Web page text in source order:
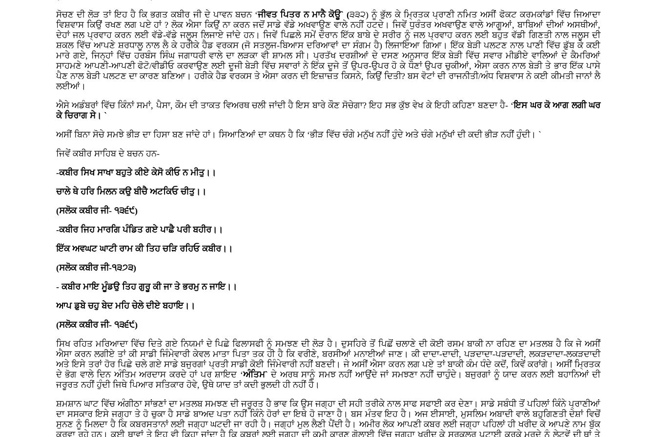
ਸੋਚਣ ਦੀ ਲੋੜ ਤਾਂ ਇਹ ਹੈ ਕਿ ਭਗਤ ਕਬੀਰ ਜੀ ਦੇ ਪਾਵਨ ਬਚਨ ‘ਜੀਵਤ ਪਿਤਰ ਨ ਮਾਨੈ ਕੋਊ` (੩੩੨) ਨੂੰ ਭੁੱਲ ਕੇ ਮ੍ਰਿਤਕ ਪ੍ਰਾਣੀ ਨਮਿਤ ਅਸੀਂ ਫੋਕਟ ਕਰਮਕਾਂਡਾਂ ਵਿੱਚ ਜਿਆਦਾ
ਵਿਸ਼ਵਾਸ ਕਿਉਂ ਰਖਣ ਲਗ ਪਏ ਹਾਂ ? ਲੋਕ ਐਸਾ ਕਿਉਂ ਨਾ ਕਰਨ ਜਦੋਂ ਸਾਡੇ ਵੱਡੇ ਅਖਵਾਉਣ ਵਾਲੇ ਨਹੀਂ ਹਟਦੇ। ਜਿਵੇਂ ਧੁਰੰਤਰ ਅਖਵਾਉਣ ਵਾਲੇ ਆਗੂਆਂ, ਬਾਬਿਆਂ ਦੀਆਂ ਅਸਥੀਆਂ,
ਦੇਹਾਂ ਜਲ ਪ੍ਰਵਾਹ ਕਰਨ ਲਈ ਵੱਡੇ-ਵੱਡੇ ਜਲੂਸ ਲਿਜਾਏ ਜਾਂਦੇ ਹਨ। ਜਿਵੇਂ ਪਿਛਲੇ ਸਮੇਂ ਦੌਰਾਨ ਇੱਕ ਬਾਬੇ ਦੇ ਸਰੀਰ ਨੂੰ ਜਲ ਪ੍ਰਵਾਹ ਕਰਨ ਲਈ ਬਹੁਤ ਵੱਡੀ ਗਿਣਤੀ ਨਾਲ ਜਲੂਸ ਦੀ
ਸ਼ਕਲ ਵਿੱਚ ਆਪਣੇ ਸ਼ਰਧਾਲੂ ਨਾਲ ਲੈ ਕੇ ਹਰੀਕੇ ਹੈਡ ਵਰਕਸ (ਜੋ ਸਤਲੁਜ-ਬਿਆਸ ਦਰਿਆਵਾਂ ਦਾ ਸੰਗਮ ਹੈ) ਲਿਜਾਇਆ ਗਿਆ। ਇੱਕ ਬੇੜੀ ਪਲਟਣ ਨਾਲ ਪਾਣੀ ਵਿੱਚ ਡੁੱਬ ਕੇ ਕਈ
ਮਾਰੇ ਗਏ, ਜਿਨ੍ਹਾਂ ਵਿੱਚ ਹਰਬੰਸ ਸਿੰਘ ਜਗਾਧਰੀ ਵਾਲੇ ਦਾ ਲੜਕਾ ਵੀ ਸ਼ਾਮਲ ਸੀ। ਪ੍ਰਤੱਖ ਦਰਸ਼ੀਆਂ ਦੇ ਦਸਣ ਅਨੁਸਾਰ ਇੱਕ ਬੇੜੀ ਵਿੱਚ ਸਵਾਰ ਮੀਡੀਏ ਵਾਲਿਆਂ ਦੇ ਕੈਮਰਿਆਂ
ਸਾਹਮਣੇ ਆਪਣੀ-ਆਪਣੀ ਫੋਟੋ/ਵੀਡੀਓ ਕਰਵਾਉਣ ਲਈ ਦੂਜੀ ਬੇੜੀ ਵਿੱਚ ਸਵਾਰਾਂ ਨੇ ਇੱਕ ਦੂਜੇ ਤੋਂ ਉਪਰ-ਉਪਰ ਹੋ ਕੇ ਧੌਣਾਂ ਉਪਰ ਚੁਕੀਆਂ, ਐਸਾ ਕਰਨ ਨਾਲ ਬੇੜੀ ਤੇ ਭਾਰ ਇੱਕ ਪਾਸੇ
ਪੈਣ ਨਾਲ ਬੇੜੀ ਪਲਟਣ ਦਾ ਕਾਰਣ ਬਣਿਆ। ਹਰੀਕੇ ਹੈਡ ਵਰਕਸ ਤੇ ਐਸਾ ਕਰਨ ਦੀ ਇਜ਼ਾਜ਼ਤ ਕਿਸਨੇ, ਕਿਉਂ ਦਿਤੀ? ਬਸ ਵੋਟਾਂ ਦੀ ਰਾਜਨੀਤੀ/ਅੰਧ ਵਿਸ਼ਵਾਸ ਨੇ ਕਈ ਕੀਮਤੀ ਜਾਨਾਂ ਲੈ
ਲਈਆਂ।
ਐਸੇ ਅਡੰਬਰਾਂ ਵਿੱਚ ਕਿੰਨਾਂ ਸਮਾਂ, ਪੈਸਾ, ਕੌਮ ਦੀ ਤਾਕਤ ਵਿਅਰਥ ਚਲੀ ਜਾਂਦੀ ਹੈ ਇਸ ਬਾਰੇ ਕੌਣ ਸੋਚੇਗਾ? ਇਹ ਸਭ ਕੁੱਝ ਵੇਖ ਕੇ ਇਹੀ ਕਹਿਣਾ ਬਣਦਾ ਹੈ- ‘ਇਸ ਘਰ ਕੋ ਆਗ ਲਗੀ ਘਰ
ਕੇ ਚਿਰਾਗ ਸੇ। `
ਅਸੀਂ ਬਿਨਾ ਸੋਚੇ ਸਮਝੇ ਭੀੜ ਦਾ ਹਿਸਾ ਬਣ ਜਾਂਦੇ ਹਾਂ। ਸਿਆਣਿਆਂ ਦਾ ਕਥਨ ਹੈ ਕਿ ‘ਭੀੜ ਵਿੱਚ ਚੰਗੇ ਮਨੁੱਖ ਨਹੀਂ ਹੁੰਦੇ ਅਤੇ ਚੰਗੇ ਮਨੁੱਖਾਂ ਦੀ ਕਦੀ ਭੀੜ ਨਹੀਂ ਹੁੰਦੀ। `
ਜਿਵੇਂ ਕਬੀਰ ਸਾਹਿਬ ਦੇ ਬਚਨ ਹਨ-
-ਕਬੀਰ ਸਿਖ ਸਾਖਾ ਬਹੁਤੇ ਕੀਏ ਕੇਸੋ ਕੀਓ ਨ ਮੀਤੁ।।
ਚਾਲੇ ਥੇ ਹਰਿ ਮਿਲਨ ਕਉ ਬੀਚੈ ਅਟਕਿਓ ਚੀਤੁ।।
(ਸਲੋਕ ਕਬੀਰ ਜੀ- ੧੩੬੯)
-ਕਬੀਰ ਜਿਹ ਮਾਰਗਿ ਪੰਡਿਤ ਗਏ ਪਾਛੈ ਪਰੀ ਬਹੀਰ।।
ਇੱਕ ਅਵਘਟ ਘਾਟੀ ਰਾਮ ਕੀ ਤਿਹ ਚੜਿ ਰਹਿਓ ਕਬੀਰ।।
(ਸਲੋਕ ਕਬੀਰ ਜੀ-੧੩੭੩)
- ਕਬੀਰ ਮਾਇ ਮੂੰਡਉ ਤਿਹ ਗੁਰੂ ਕੀ ਜਾ ਤੇ ਭਰਮੁ ਨ ਜਾਇ।।
ਆਪ ਡੁਬੇ ਚਹੁ ਬੇਦ ਮਹਿ ਚੇਲੇ ਦੀਏ ਬਹਾਇ।।
(ਸਲੋਕ ਕਬੀਰ ਜੀ- ੧੩੬੯)
ਸਿਖ ਰਹਿਤ ਮਰਿਆਦਾ ਵਿੱਚ ਦਿਤੇ ਗਏ ਨਿਯਮਾਂ ਦੇ ਪਿਛੇ ਫਿਲਾਸਫੀ ਨੂੰ ਸਮਝਣ ਦੀ ਲੋੜ ਹੈ। ਦੁਸਹਿਰੇ ਤੋਂ ਪਿਛੋਂ ਚਲਾਣੇ ਦੀ ਕੋਈ ਰਸਮ ਬਾਕੀ ਨਾ ਰਹਿਣ ਦਾ ਮਤਲਬ ਹੈ ਕਿ ਜੇ ਅਸੀਂ
ਐਸਾ ਕਰਨ ਲਗੀਏ ਤਾਂ ਕੀ ਸਾਡੀ ਜਿੰਮੇਵਾਰੀ ਕੇਵਲ ਮਾਤਾ ਪਿਤਾ ਤਕ ਹੀ ਹੈ ਕਿ ਵਰੀਣੇ, ਬਰਸੀਆਂ ਮਨਾਈਆਂ ਜਾਣ। ਕੀ ਦਾਦਾ-ਦਾਦੀ, ਪੜਦਾਦਾ-ਪੜਦਾਦੀ, ਲਕੜਦਾਦਾ-ਲਕੜਦਾਦੀ
ਅਤੇ ਇਸੇ ਤਰਾਂ ਹੋਰ ਪਿਛੇ ਚਲੇ ਗਏ ਸਾਡੇ ਬਜੁਰਗਾਂ ਪ੍ਰਤੀ ਸਾਡੀ ਕੋਈ ਜਿੰਮੇਵਾਰੀ ਨਹੀਂ ਬਣਦੀ। ਜੇ ਅਸੀਂ ਐਸਾ ਕਰਨ ਲਗ ਪਏ ਤਾਂ ਬਾਕੀ ਕੰਮ ਧੰਦੇ ਕਦੋਂ, ਕਿਵੇਂ ਕਰਾਂਗੇ। ਅਸੀਂ ਮ੍ਰਿਤਕ
ਦੇ ਭੋਗ ਵਾਲੇ ਦਿਨ ਅੰਤਿਮ ਅਰਦਾਸ ਕਰਦੇ ਹਾਂ ਪਰ ਸ਼ਾਇਦ ‘ਅੰਤਿਮ`ਦੇ ਅਰਥ ਸਾਨੂੰ ਸਮਝ ਨਹੀਂ ਆਉਂਦੇ ਜਾਂ ਸਮਝਣਾ ਨਹੀਂ ਚਾਹੁੰਦੇ। ਬਜੁਰਗਾਂ ਨੂੰ ਯਾਦ ਕਰਨ ਲਈ ਬਹਾਨਿਆਂ ਦੀ
ਜਰੂਰਤ ਨਹੀਂ ਹੁੰਦੀ ਜਿਥੇ ਪਿਆਰ ਸਤਿਕਾਰ ਹੋਵੇ, ਉਥੇ ਯਾਦ ਤਾਂ ਕਦੀ ਭੁਲਦੀ ਹੀ ਨਹੀਂ ਹੈ।
ਸ਼ਮਸ਼ਾਨ ਘਾਟ ਵਿੱਚ ਅੰਗੀਠਾ ਸਾਂਭਣਾਂ ਦਾ ਮਤਲਬ ਸਮਝਣ ਦੀ ਜਰੂਰਤ ਹੈ ਭਾਵ ਕਿ ਉਸ ਜਗ੍ਹਾ ਦੀ ਸਹੀ ਤਰੀਕੇ ਨਾਲ ਸਾਫ ਸਫਾਈ ਕਰ ਦੇਣਾ। ਸਾਡੇ ਸਬੰਧੀ ਤੋਂ ਪਹਿਲਾਂ ਕਿੰਨੇ ਪ੍ਰਾਣੀਆਂ
ਦਾ ਸਸਕਾਰ ਇਸੇ ਜਗ੍ਹਾ ਤੇ ਹੋ ਚੁਕਾ ਹੈ ਸਾਡੇ ਬਾਅਦ ਪਤਾ ਨਹੀਂ ਕਿੰਨੇ ਹੋਰਾਂ ਦਾ ਇਥੇ ਹੋ ਜਾਣਾ ਹੈ। ਬਸ ਮੰਤਵ ਇਹ ਹੈ। ਅਜ ਈਸਾਈ, ਮੁਸਲਿਮ ਅਬਾਦੀ ਵਾਲੇ ਬਹੁਗਿਣਤੀ ਦੇਸ਼ਾਂ ਵਿਚੋਂ
ਸੁਨਣ ਨੂੰ ਮਿਲਦਾ ਹੈ ਕਿ ਕਬਰਸਤਾਨਾਂ ਲਈ ਜਗ੍ਹਾ ਘਟਦੀ ਜਾ ਰਹੀ ਹੈ। ਜਗ੍ਹਾਂ ਮੁਲ ਲੈਣੀ ਪੈਂਦੀ ਹੈ। ਅਮੀਰ ਲੋਕ ਆਪਣੀ ਕਬਰ ਲਈ ਜਗ੍ਹਾ ਪਹਿਲਾਂ ਹੀ ਖਰੀਦ ਕੇ ਆਪਣੇ ਨਾਮ ਬੁੱਕ
ਕਰਵਾ ਰਹੇ ਹਨ। ਕਈ ਥਾਵਾਂ ਤੇ ਇਹ ਵੀ ਕਿਹਾ ਜਾਂਦਾ ਹੈ ਕਿ ਕਬਰਾਂ ਲਈ ਜਗ੍ਹਾ ਦੀ ਕਮੀ ਕਾਰਣ ਗੋਲਾਈ ਵਿੱਚ ਜਗ੍ਹਾ ਖਰੀਦ ਕੇ ਸਰਕੂਲਰ ਪੁਟਾਈ ਕਰਕੇ ਮੁਰਦੇ ਨੂੰ ਲੇਟਵੇਂ ਦੀ ਥਾਂ ਤੇ